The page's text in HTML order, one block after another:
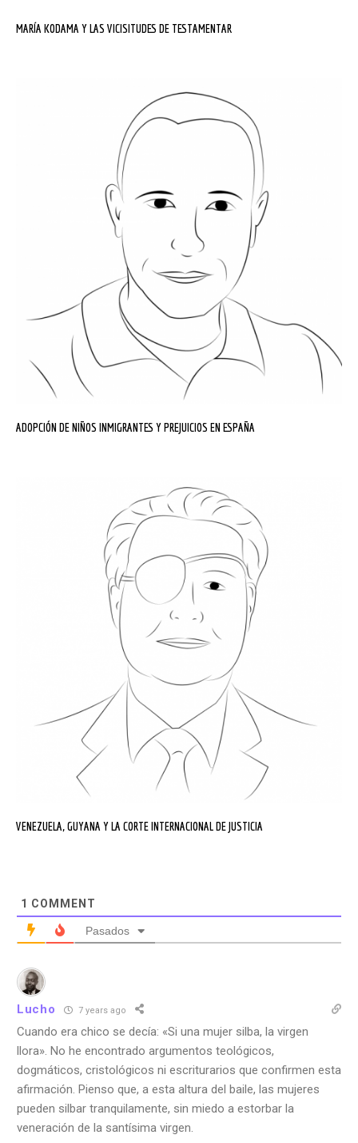
MARÍA KODAMA Y LAS VICISITUDES DE TESTAMENTAR
ADOPCIÓN DE NIÑOS INMIGRANTES Y PREJUICIOS EN ESPAÑA
VENEZUELA, GUYANA Y LA CORTE INTERNACIONAL DE JUSTICIA
1 COMMENT
pasados
Lucho 7 years ago
Cuando era chico se decía: «Si una mujer silba, la virgen
llora». No he encontrado argumentos teológicos,
dogmáticos, cristológicos ni escriturarios que confirmen esta
afirmación. Pienso que, a esta altura del baile, las mujeres
pueden silbar tranquilamente, sin miedo a estorbar la
veneración de la santísima virgen.